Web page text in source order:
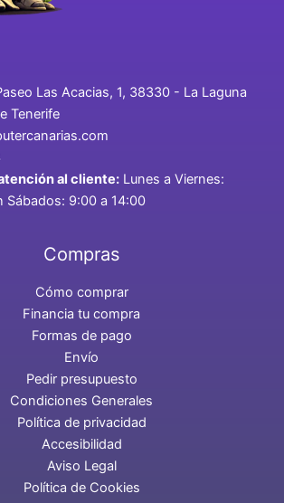
Las Acacias, 1, 38330 - La Laguna
Tenerife
al cliente: Lunes a Viernes:
Sábados: 9:00 a 14:00
Compras
Cómo comprar
Financia tu compra
Formas de pago
Envío
Pedir presupuesto
Condiciones Generales
Política de privacidad
Accesibilidad
Aviso Legal
Política de Cookies